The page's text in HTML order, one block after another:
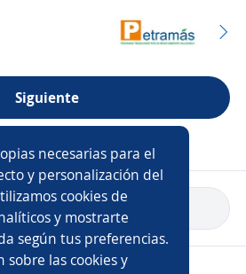
Siguiente
Volver a inicio
necesarias para el
y personalización del
cookies de
y mostrarte
según tus preferencias.
sobre las cookies y